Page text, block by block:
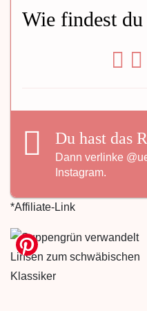
Wie findest du
Du hast das
Dann verlinke
Instagram.
*Affiliate-Link